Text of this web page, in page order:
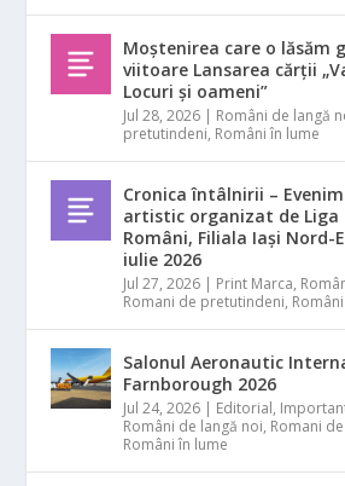
Moștenirea care o lăsăm
viitoare Lansarea cărții
Locuri și oameni”
Jul 28, 2026 Români de langă
pretutindeni, Români în lume
Cronica întâlnirii –
artistic organizat de
Români, Filiala Iași Nord-
iulie 2026
Jul 27, 2026 Print Marca,
Romani de pretutindeni,
Salonul Aeronautic
Farnborough 2026
Jul 24, 2026 Editorial,
Români de langă noi, Romani
Români în lume